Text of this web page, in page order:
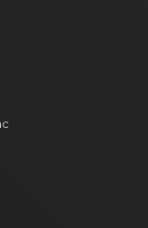
хора,
на